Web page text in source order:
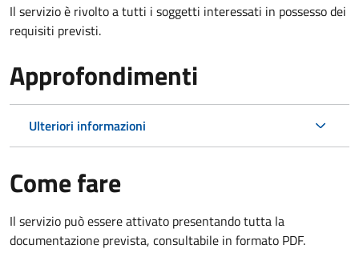
Il servizio è rivolto a tutti i soggetti interessati in possesso dei
requisiti previsti.
Approfondimenti
Ulteriori informazioni
Come fare
Il servizio può essere attivato presentando tutta la
documentazione prevista, consultabile in formato PDF.